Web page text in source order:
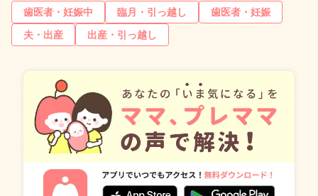
歯医者・妊娠中 臨月・引っ越し
歯医者・妊娠
夫・出産
出産・引っ越し